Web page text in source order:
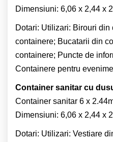
Dimensiuni: 6,06 x 2,44 x
Dotari: Utilizari: Birouri din
containere; Bucatarii din
containere; Puncte de
Containere pentru
Container sanitar cu
Container sanitar 6 x
Dimensiuni: 6,06 x 2,44 x
Dotari: Utilizari: Vestiare